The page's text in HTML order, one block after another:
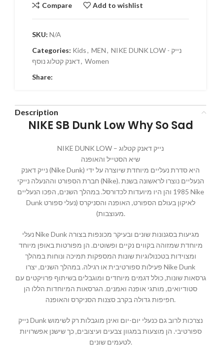
Compare Add to wishlist
SKU: N/A
Categories: Kids, MEN, NIKE DUNK LOW - נייק
דאנק קטלוג נוסף, Women
Share:
Description
NIKE SB Dunk Low Why So Sad
NIKE DUNK LOW – נייק דאנק קטלוג
שיא הסטייל והאופנה
נייק דאנק (Nike Dunk) היא סדרת נעליים מיוחדת שיוצרה על ידי
חברת הספורט וההנעלה נייקי (Nike). הנעליים נוצרו לראשונה בשנת
1985 והן היו מיועדות לכדורסל. במהלך השנים, הפכו הנעליים Nike
Dunk לאיקון בעולם הספורט, האופנה והסניקרס (נעלי ספורט
מעוצבות).
נעלי Nike Dunk מגיעות בסגנונות שונים ובעיקר מכונפות בצורה
מיוחדת שמזוהה בקווים נקיים ופשוטים. הן מפורטות באופן מיוחד
ומצוידות בטכנולוגיות שונות המספקות תמיכה ונוחות במהלך
פעילות ספורטיבית או רגילה. במהלך השנים, יצרו Nike Dunk
גרסאות שונות, כולל דגמים מיוחדים ומוגבלים בשיתוף פרויקטים עם
סטודיואים, מותגי אופנה ואמנים. הגרסאות המיוחדות הללו הן
חפיפות גדולה בקרב סצנות הסניקרס והאופנה.
נייק Dunk נצרכות לרוב גם כנעלי יום-יום ואינן מוגבלות רק לשימוש
ספורטיבי. הן מוצעות במגוון צבעים ועיצובים, כך שישנן אפשרויות
לטעמים שונים.